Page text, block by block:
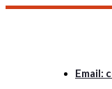
Email: